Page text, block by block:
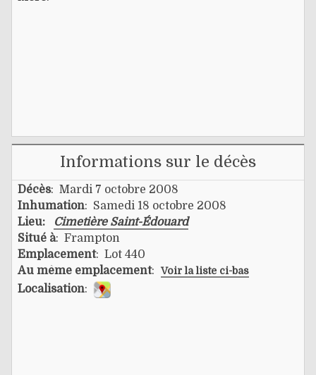
Informations sur le décès
Décès: Mardi 7 octobre 2008
Inhumation: Samedi 18 octobre 2008
Lieu:
Cimetière Saint-Édouard
Situé à: Frampton
Emplacement: Lot 440
Au même emplacement: Voir la liste ci-bas
Localisation: